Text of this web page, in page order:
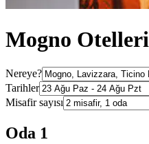
Mogno Otelleri
Nereye?
Tarihler
Misafir sayısı
Oda 1